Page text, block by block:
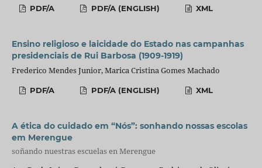
PDF/A PDF/A (ENGLISH) XML
Ensino religioso e laicidade do Estado nas campanhas
presidenciais de Rui Barbosa (1909-1919)
Frederico Mendes Junior, Marica Cristina Gomes Machado
PDF/A PDF/A (ENGLISH) XML
A ética do cuidado em “Nós”: sonhando nossas escolas
em Merengue
soñando nuestras escuelas en Merengue